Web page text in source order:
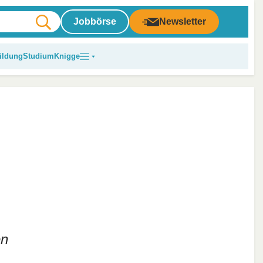
Jobbörse Newsletter
Studium Knigge